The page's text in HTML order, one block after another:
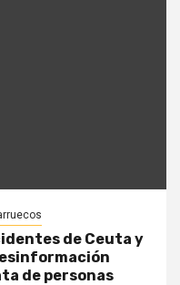
de Ceuta y
de personas